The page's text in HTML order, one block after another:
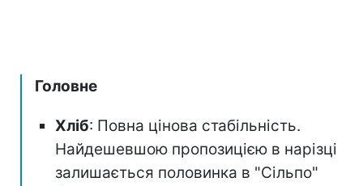
Головне
Хліб: Повна цінова стабільність.
Найдешевшою пропозицією в нарізці
залишається половинка в "Сільпо"